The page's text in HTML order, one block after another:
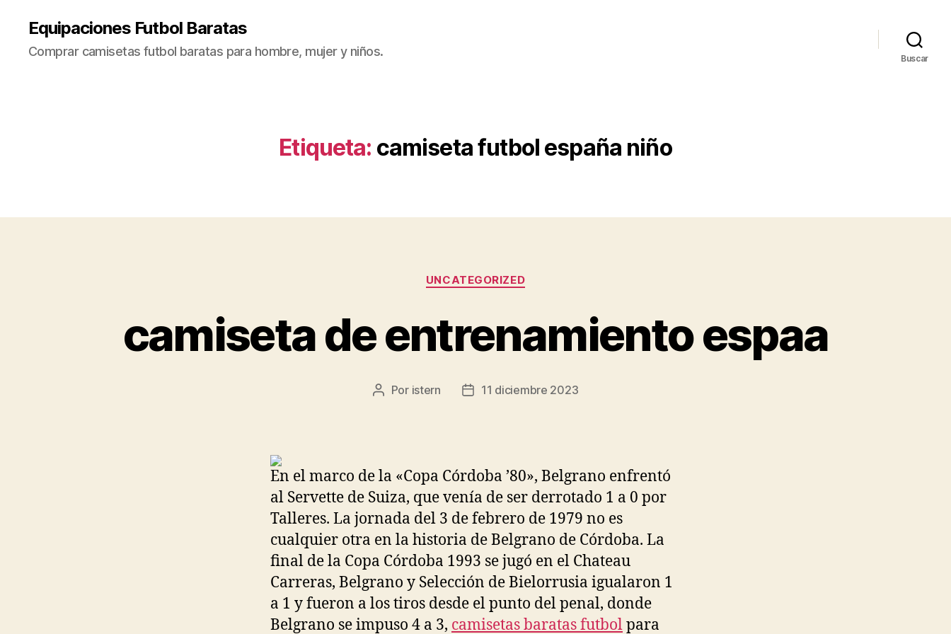
Equipaciones Futbol Baratas
Comprar camisetas futbol baratas para hombre, mujer y niños. Buscar
Etiqueta: camiseta futbol españa niño
Categorías
UNCATEGORIZED
camiseta de entrenamiento espaa
Autor
Por istern
Fecha11 diciembre 2023
En el marco de la «Copa Córdoba ’80», Belgrano enfrentó
al Servette de Suiza, que venía de ser derrotado 1 a 0 por
Talleres. La jornada del 3 de febrero de 1979 no es
cualquier otra en la historia de Belgrano de Córdoba. La
final de la Copa Córdoba 1993 se jugó en el Chateau
Carreras, Belgrano y Selección de Bielorrusia igualaron 1
a 1 y fueron a los tiros desde el punto del penal, donde
Belgrano se impuso 4 a 3, camisetas baratas futbolpara